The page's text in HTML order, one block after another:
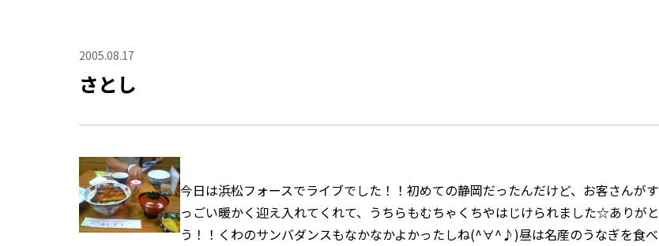
2005.08.17
さとし
今日は浜松フォースでライブでした！！初めての静岡だったんだけど、お客さんがす
っごい暖かく迎え入れてくれて、うちらもむちゃくちやはじけられました☆ありがと
う！！くわのサンバダンスもなかなかよかったしね(^∀^♪)昼は名産のうなぎを食べ